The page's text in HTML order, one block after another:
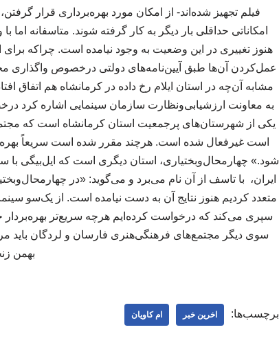
فیلم تجهیز شده‌اند- از امکان مورد بهره‌برداری قرار
امکاناتی حداقلی بار دیگر به کار گرفته شوند. متاسفانه
هنوز تغییری در این وضعیت به وجود نیامده است. چراکه
عمل‌کردن آن‌ها طبق آیین‌نامه‌های دولتی درخصوص واگذاری
مشابه آن‌چه در استان ایلام رخ داده در کرمانشاه هم اتفاق
به معاونت ارزشیابی‌ونظارت سازمان سینمایی اشاره کرد
یکی از شهرستان‌های پرجمعیت استان کرمانشاه است که
است غیرفعال شده است. هرچند مقرر شده است سریعاً
شود.» چهارمحال‌وبختیاری، استان دیگری است که ایل‌بیگی با
ایران، با تاسف از آن نام می‌برد و می‌گوید: «در
سپری می‌کند که درخواست کرده‌ایم هرچه سریع‌تر بهره‌بردار
سوی دیگر مجتمع‌های فرهنگی‌هنری فارسان و لردگان باید
بهمن
برچسب‌ها: اخرین خبر ام کاویان